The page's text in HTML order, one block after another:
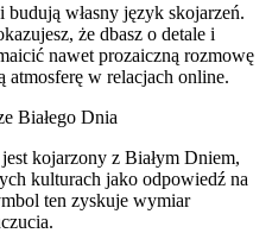
budują własny język skojarzeń.
że dbasz o detale i
nawet prozaiczną rozmowę
atmosferę w relacjach online.
Białego Dnia
kojarzony z Białym Dniem,
kulturach jako odpowiedź na
ten zyskuje wymiar